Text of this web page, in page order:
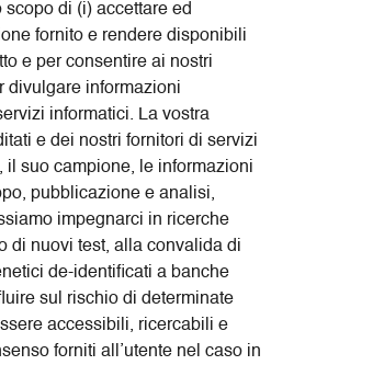
di (i) accettare ed
fornito e rendere disponibili
e per consentire ai nostri
divulgare informazioni
informatici. La vostra
e dei nostri fornitori di servizi
il suo campione, le informazioni
pubblicazione e analisi,
impegnarci in ricerche
di nuovi test, alla convalida di
de-identificati a banche
sul rischio di determinate
accessibili, ricercabili e
forniti all’utente nel caso in